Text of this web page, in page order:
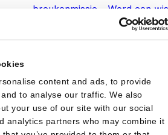
content and ads, to provide
to analyse our traffic. We also
your use of our site with our social
analytics partners who may combine it
breukenmissie - Word een
Oorspronkelijke prijs
Huidige prijs is: